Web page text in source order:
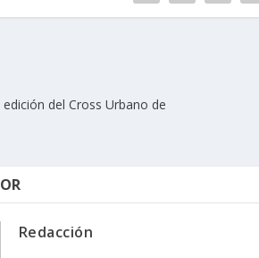
del Cross Urbano de
Redacción